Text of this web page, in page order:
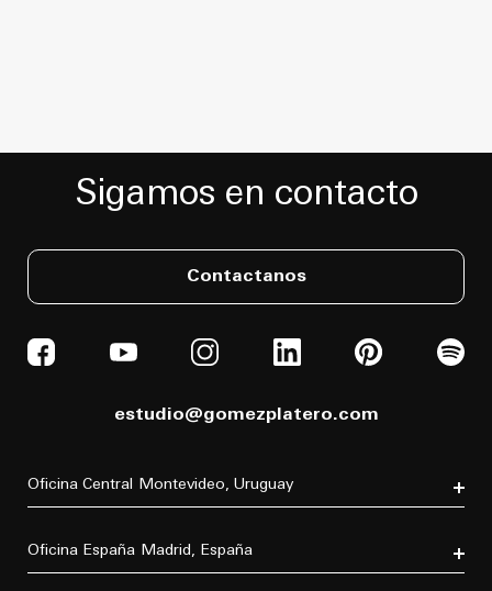
Sigamos en contacto
Contactanos
Oficina Central Montevideo, Uruguay
C.P. 11500
Tel. (+598) 2604 4433
Oficina España Madrid, España
estudio@gomezplatero.com